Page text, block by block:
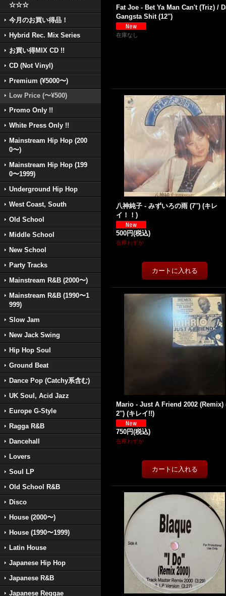
☆☆☆
今月のお買い得品！
Hybrid Rec. Mix Series
お買い得MIX CD !!
CD (Not Vinyl)
Premium (¥5000〜)
Low Price (〜¥500)
Promo Only !!
White Press Only !!
Mainstream Hip Hop (200
0〜)
Mainstream Hip Hop (199
0〜1999)
Underground Hip Hop
West Coast, South
Old School
Middle School
New School
Party Tracks
Mainstream R&B (2000〜)
Mainstream R&B (1990〜1
999)
Slow Jam
New Jack Swing
Hip Hop Soul
Ground Beat
Dance Pop (Catchy系含む)
UK Soul, Acid Jazz
Europe G-Style
Ragga R&B
Dancehall
Lovers
Soul LP
Old School R&B
Disco
House (2000〜)
House (1990〜1999)
Latin House
Japanese Hip Hop
Japanese R&B
Japanese Reggae
Fat Joe - Bet Ya Man Can't (Triz) /
Gangsta Shit (12'')
在庫なし
八神純子 - みずいろの雨 (7'') (キレ
イ！！)
500円(税込)
在庫わずか
Mario - Just A Friend 2002 (Remix)
2'') (キレイ!!)
750円(税込)
在庫わずか